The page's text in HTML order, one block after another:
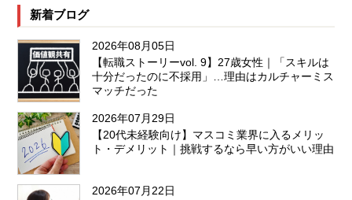
新着ブログ
2026年08月05日
【転職ストーリーvol. 9】27歳女性｜「スキルは
十分だったのに不採用」…理由はカルチャーミス
マッチだった
2026年07月29日
【20代未経験向け】マスコミ業界に入るメリッ
ト・デメリット｜挑戦するなら早い方がいい理由
2026年07月22日